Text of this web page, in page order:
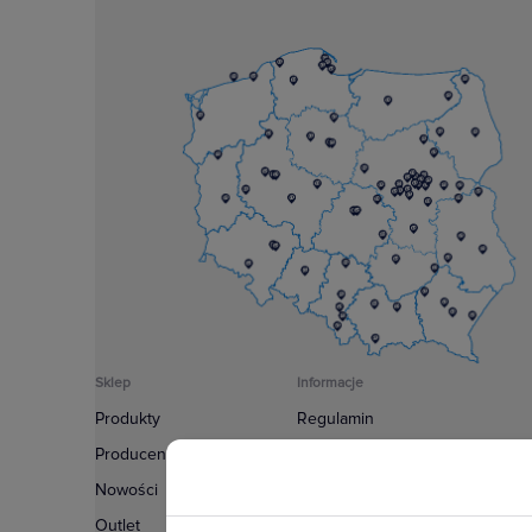
Sklep
Produkty
Producenci
Nowości
Outlet
Informacje
Regulamin